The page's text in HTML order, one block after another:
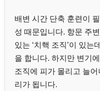
배변 시간 단축 훈련이
성 때문입니다. 항문 주
있는 ‘치핵 조직’이 있는
을 합니다. 하지만 변기
조직에 피가 몰리고 늘
리가 됩니다.